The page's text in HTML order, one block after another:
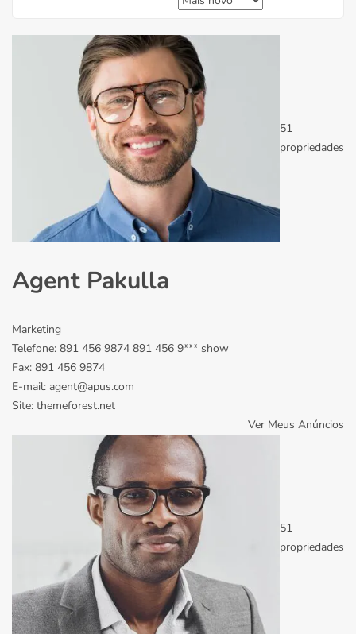
51
propriedades
Agent Pakulla
Marketing
Telefone: 891 456 9874 891 456 9*** show
Fax: 891 456 9874
E-mail: agent@apus.com
Site: themeforest.net
Ver Meus Anúncios
51
propriedades